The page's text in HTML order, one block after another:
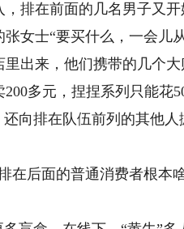
排在前面的几名男子又
女士“要买什么，一会儿
来，他们携带的几个大
多元，捏捏系列只能花
向排在队伍前列的其他
后面的普通消费者根本